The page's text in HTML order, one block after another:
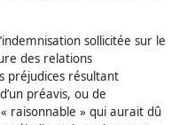
sollicitée sur le
des relations
préjudices résultant
préavis, ou de
« raisonnable » qui aurait dû